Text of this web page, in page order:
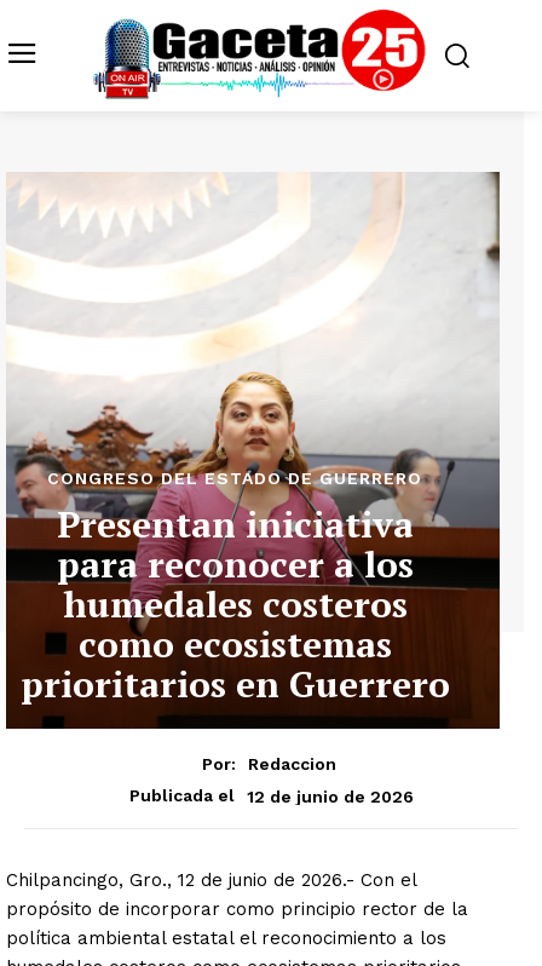
CONGRESO DEL ESTADO DE GUERRERO
Presentan iniciativa
para reconocer a los
humedales costeros
como ecosistemas
prioritarios en Guerrero
Por:
Redaccion
Publicada el
12 de junio de 2026
Chilpancingo, Gro., 12 de junio de 2026.- Con el
propósito de incorporar como principio rector de la
política ambiental estatal el reconocimiento a los